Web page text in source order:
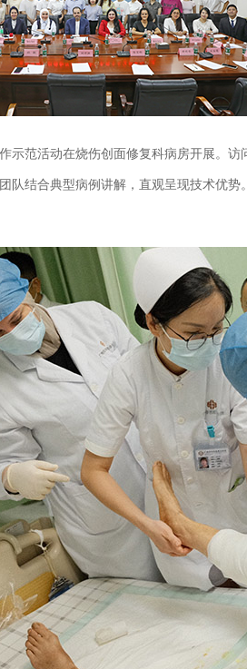
范活动在烧伤创面修复科病房开展。访
队结合典型病例讲解，直观呈现技术优